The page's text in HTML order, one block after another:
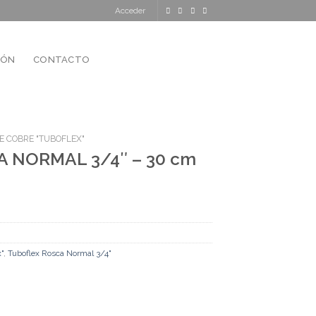
Acceder
CONTACTO
COBRE "TUBOFLEX"
NORMAL 3/4″ – 30 cm
Tuboflex Rosca Normal 3/4"